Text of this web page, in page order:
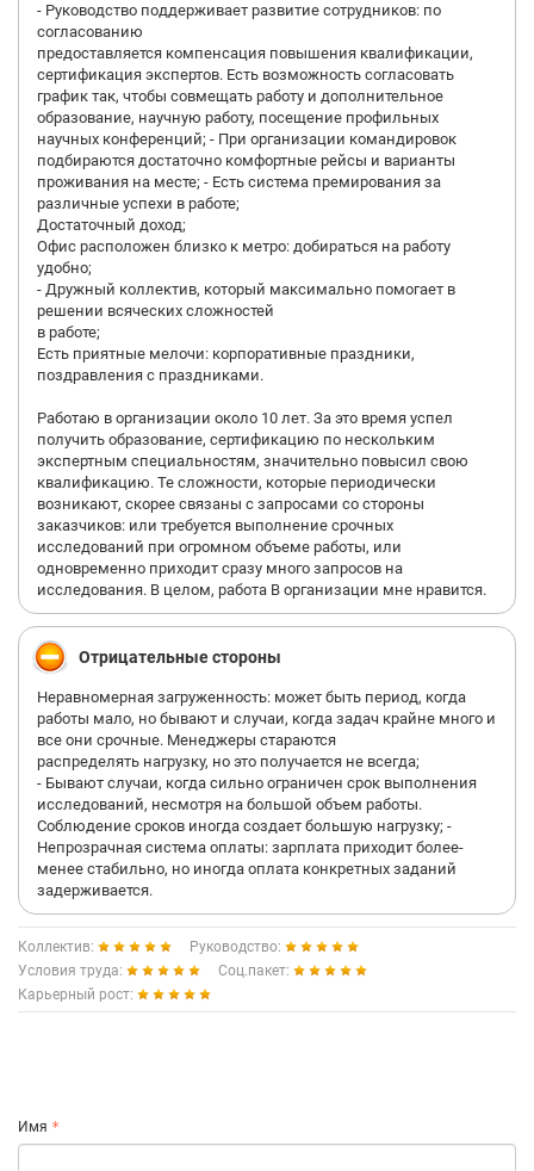
- Руководство поддерживает развитие сотрудников: по
согласованию
предоставляется компенсация повышения квалификации,
сертификация экспертов. Есть возможность согласовать
график так, чтобы совмещать работу и дополнительное
образование, научную работу, посещение профильных
научных конференций; - При организации командировок
подбираются достаточно комфортные рейсы и варианты
проживания на месте; - Есть система премирования за
различные успехи в работе;
Достаточный доход;
Офис расположен близко к метро: добираться на работу
удобно;
- Дружный коллектив, который максимально помогает в
решении всяческих сложностей
в работе;
Есть приятные мелочи: корпоративные праздники,
поздравления с праздниками.
Работаю в организации около 10 лет. За это время успел
получить образование, сертификацию по нескольким
экспертным специальностям, значительно повысил свою
квалификацию. Те сложности, которые периодически
возникают, скорее связаны с запросами со стороны
заказчиков: или требуется выполнение срочных
исследований при огромном объеме работы, или
одновременно приходит сразу много запросов на
исследования. В целом, работа В организации мне нравится.
Отрицательные стороны
Неравномерная загруженность: может быть период, когда
работы мало, но бывают и случаи, когда задач крайне много и
все они срочные. Менеджеры стараются
распределять нагрузку, но это получается не всегда;
- Бывают случаи, когда сильно ограничен срок выполнения
исследований, несмотря на большой объем работы.
Соблюдение сроков иногда создает большую нагрузку; -
Непрозрачная система оплаты: зарплата приходит более-
менее стабильно, но иногда оплата конкретных заданий
задерживается.
Коллектив:
Руководство:
Условия труда:
Соц.пакет:
Карьерный рост:
Имя